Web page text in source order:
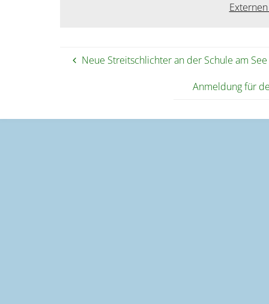
Neue Streitschlichter an der Schule am See
Anmeldung für